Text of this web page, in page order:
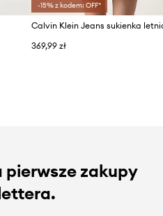
-15% z kodem: OFF*
369,99 zł
pierwsze zakupy